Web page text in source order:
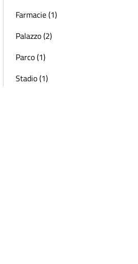
Farmacie (1)
Palazzo (2)
Parco (1)
Stadio (1)